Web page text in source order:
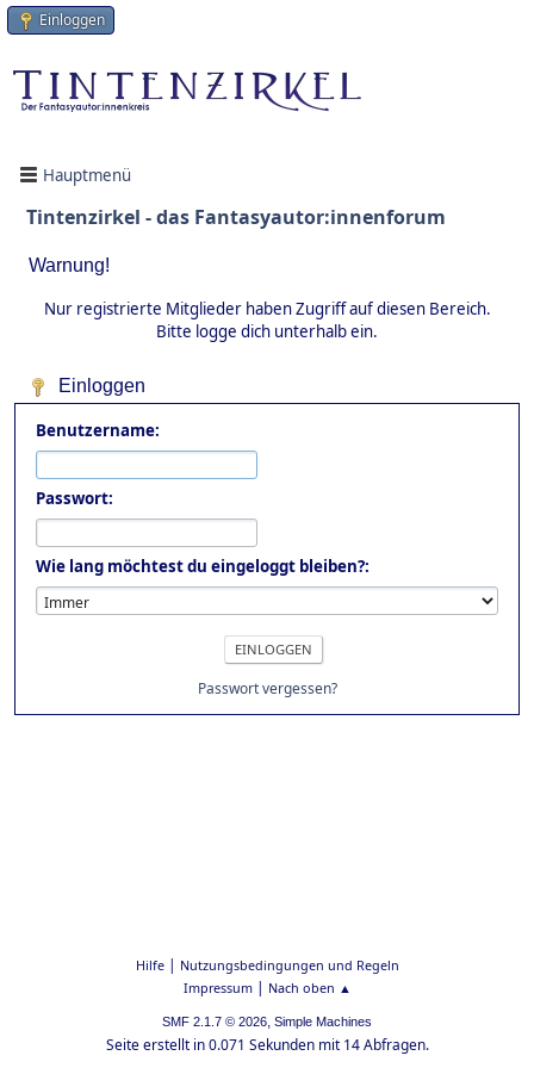
Einloggen
Hauptmenü
Tintenzirkel - das Fantasyautor:innenforum
Warnung!
Nur registrierte Mitglieder haben Zugriff auf diesen Bereich.
Bitte logge dich unterhalb ein.
Einloggen
Benutzername:
Passwort:
Wie lang möchtest du eingeloggt bleiben?:
Passwort vergessen?
Hilfe| Nutzungsbedingungen und Regeln
Impressum| Nach oben ▲
SMF 2.1.7 © 2026, Simple Machines
Seite erstellt in 0.071 Sekunden mit 14 Abfragen.